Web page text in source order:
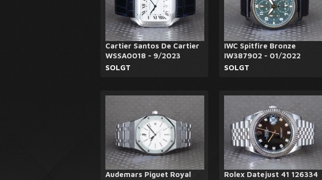
Cartier Santos De Cartier
WSSA0018 - 9/2023
SOLGT
IWC Spitfire Bronze
IW387902 - 01/2022
SOLGT
Audemars Piguet Royal Rolex Datejust 41 126334